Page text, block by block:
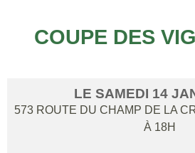
COUPE DES
LE SAMEDI 14
573 ROUTE DU CHAMP DE LA
À 18H